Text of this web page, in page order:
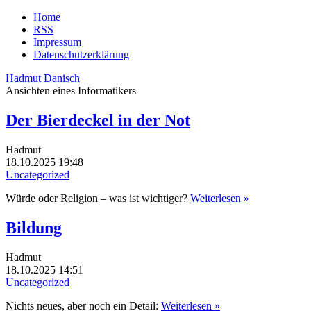
Home
RSS
Impressum
Datenschutzerklärung
Hadmut Danisch
Ansichten eines Informatikers
Der Bierdeckel in der Not
Hadmut
18.10.2025 19:48
Uncategorized
Würde oder Religion – was ist wichtiger? Weiterlesen »
Bildung
Hadmut
18.10.2025 14:51
Uncategorized
Nichts neues, aber noch ein Detail: Weiterlesen »